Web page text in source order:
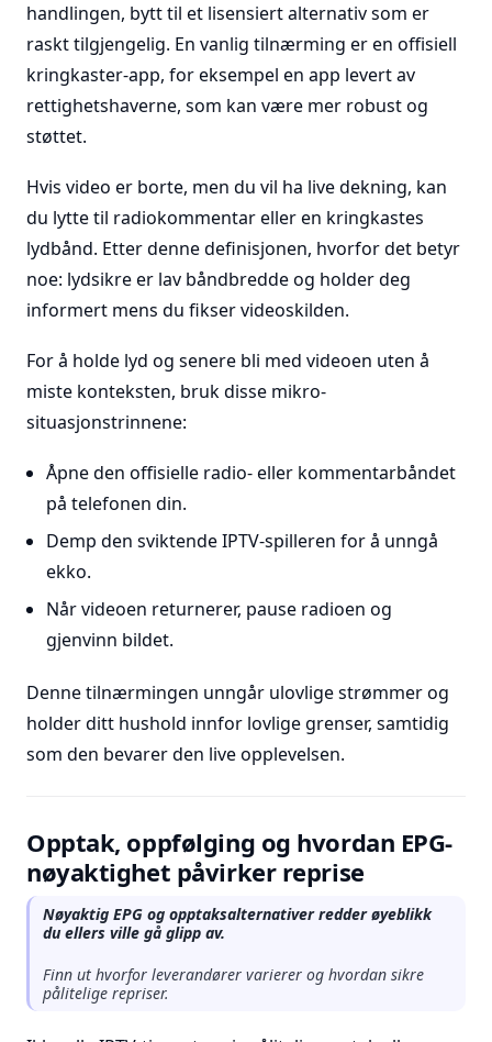
handlingen, bytt til et lisensiert alternativ som er
raskt tilgjengelig. En vanlig tilnærming er en offisiell
kringkaster-app, for eksempel en app levert av
rettighetshaverne, som kan være mer robust og
støttet.
Hvis video er borte, men du vil ha live dekning, kan
du lytte til radiokommentar eller en kringkastes
lydbånd. Etter denne definisjonen, hvorfor det betyr
noe: lydsikre er lav båndbredde og holder deg
informert mens du fikser videoskilden.
For å holde lyd og senere bli med videoen uten å
miste konteksten, bruk disse mikro-
situasjonstrinnene:
Åpne den offisielle radio- eller kommentarbåndet
på telefonen din.
Demp den sviktende IPTV-spilleren for å unngå
ekko.
Når videoen returnerer, pause radioen og
gjenvinn bildet.
Denne tilnærmingen unngår ulovlige strømmer og
holder ditt hushold innfor lovlige grenser, samtidig
som den bevarer den live opplevelsen.
Opptak, oppfølging og hvordan EPG-
nøyaktighet påvirker reprise
Nøyaktig EPG og opptaksalternativer redder øyeblikk
du ellers ville gå glipp av.
Finn ut hvorfor leverandører varierer og hvordan sikre
pålitelige repriser.